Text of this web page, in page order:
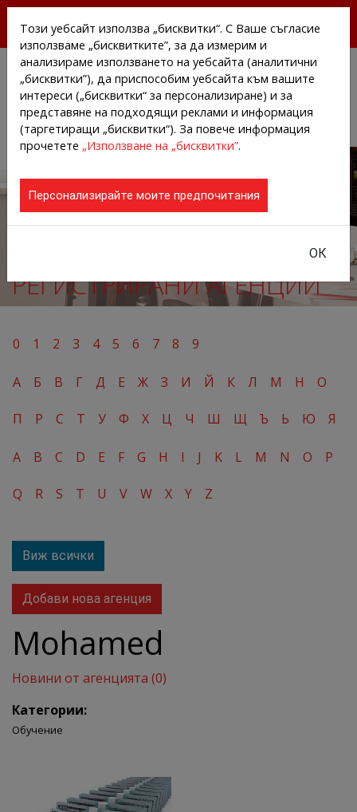
АГЕНЦИИТЕ И КОМПАНИИТЕ
РЕГИСТРИРАНИ АГЕНЦИИ
0 1 2 3 4 5 6 7 8 9
А Б В Г Д Е Ж З И Й К Л М Н О
П Р С Т У Ф Х Ц Ч Ш Щ Ъ Ь Ю Я
A B C D E F G H I J K L M N O P
Q R S T U V W X Y Z
Виж всички
Добави нова агенция
Mohamed
Новини от агенцията (0)
Категории:
Обучение
Този уебсайт използва „бисквитки“. С Ваше съгласие
използваме „бисквитките”, за да измерим и
анализираме използването на уебсайта (аналитични
„бисквитки”), да приспособим уебсайта към вашите
интереси („бисквитки“ за персонализиране) и за
представяне на подходящи реклами и информация
(таргетиращи „бисквитки“). За повече информация
прочетете „Използване на „бисквитки”.
Персонализирайте моите предпочитания
ОК